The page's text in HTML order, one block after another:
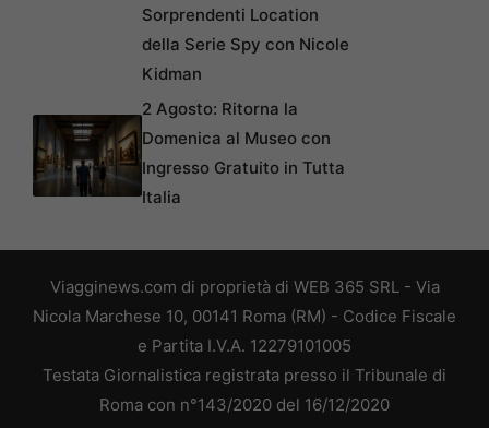
Sorprendenti Location
della Serie Spy con Nicole
Kidman
2 Agosto: Ritorna la
Domenica al Museo con
Ingresso Gratuito in Tutta
Italia
Viagginews.com di proprietà di WEB 365 SRL - Via
Nicola Marchese 10, 00141 Roma (RM) - Codice Fiscale
e Partita I.V.A. 12279101005
Testata Giornalistica registrata presso il Tribunale di
Roma con n°143/2020 del 16/12/2020